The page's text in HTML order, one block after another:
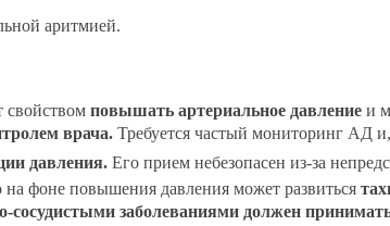
аритмией.
свойством повышать артериальное давление и
врача. Требуется частый мониторинг АД
давления. Его прием небезопасен из-за
на фоне повышения давления может развиться
сосудистыми заболеваниями должен